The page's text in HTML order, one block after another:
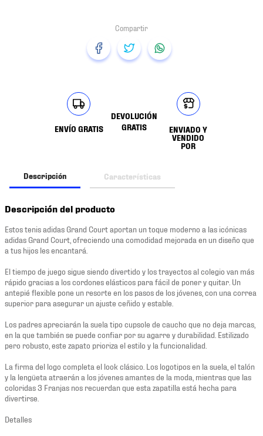
ENVÍO GRATIS
DEVOLUCIÓN
GRATIS
ENVIADO Y
VENDIDO
POR
Descripción Características
Descripción del producto
Estos tenis adidas Grand Court aportan un toque moderno a las icónicas
adidas Grand Court, ofreciendo una comodidad mejorada en un diseño que
a tus hijos les encantará.
El tiempo de juego sigue siendo divertido y los trayectos al colegio van más
rápido gracias a los cordones elásticos para fácil de poner y quitar. Un
antepié flexible pone un resorte en los pasos de los jóvenes, con una correa
superior para asegurar un ajuste ceñido y estable.
Los padres apreciarán la suela tipo cupsole de caucho que no deja marcas,
en la que también se puede confiar por su agarre y durabilidad. Estilizado
pero robusto, este zapato prioriza el estilo y la funcionalidad.
La firma del logo completa el look clásico. Los logotipos en la suela, el talón
y la lengüeta atraerán a los jóvenes amantes de la moda, mientras que las
coloridas 3 Franjas nos recuerdan que esta zapatilla está hecha para
divertirse.
Detalles